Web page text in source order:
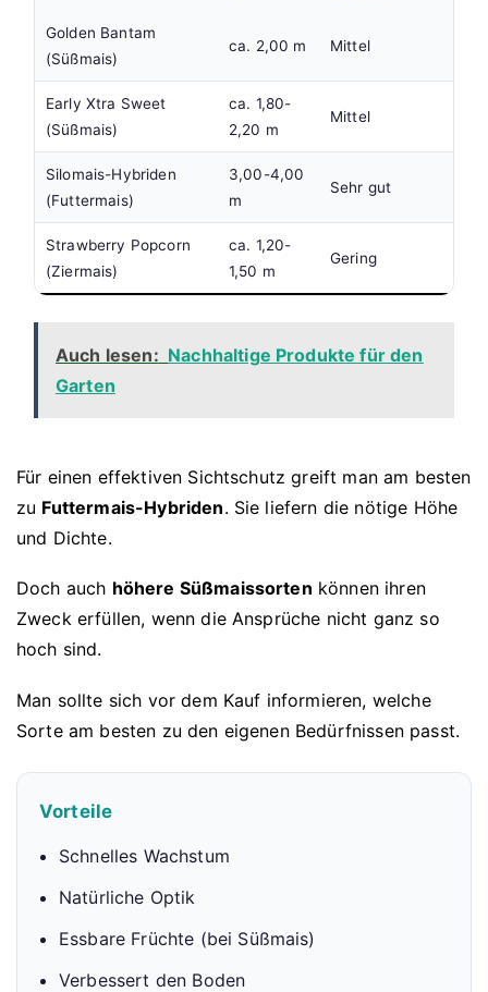
Golden Bantam
(Süßmais)
ca. 2,00 m Mittel
Early Xtra Sweet
(Süßmais)
ca. 1,80-
2,20 m
Mittel
Silomais-Hybriden
(Futtermais)
3,00-4,00
m
Sehr gut
Strawberry Popcorn
(Ziermais)
ca. 1,20-
1,50 m
Gering
Auch lesen: Nachhaltige Produkte für den
Garten
Für einen effektiven Sichtschutz greift man am besten
zu Futtermais-Hybriden. Sie liefern die nötige Höhe
und Dichte.
Doch auch höhere Süßmaissorten können ihren
Zweck erfüllen, wenn die Ansprüche nicht ganz so
hoch sind.
Man sollte sich vor dem Kauf informieren, welche
Sorte am besten zu den eigenen Bedürfnissen passt.
Vorteile
Schnelles Wachstum
Natürliche Optik
Essbare Früchte (bei Süßmais)
Verbessert den Boden